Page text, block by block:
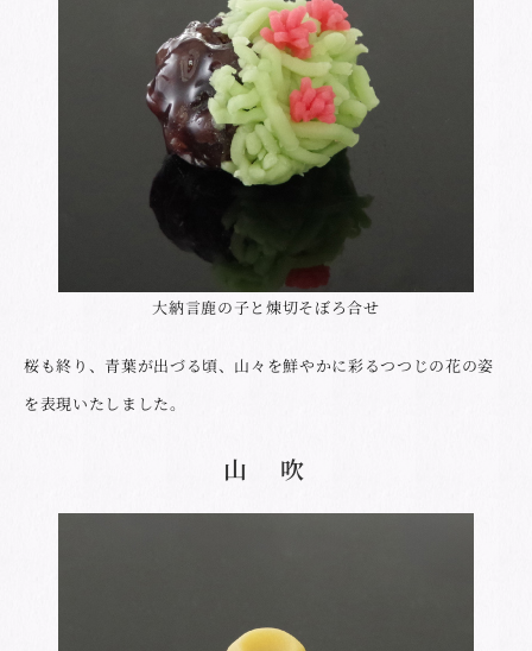
大納言鹿の子と煉切そぼろ合せ
桜も終り、青葉が出づる頃、山々を鮮やかに彩るつつじの花の姿
を表現いたしました。
山 吹